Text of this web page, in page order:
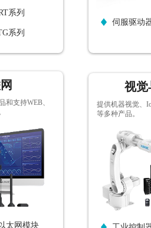
伺服驱动
系列
系列
和支持WEB、
太网模块
视觉
提供机器视觉、
等多种产品。